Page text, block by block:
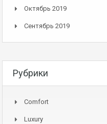
Октябрь 2019
Сентябрь 2019
Рубрики
Comfort
Luxury